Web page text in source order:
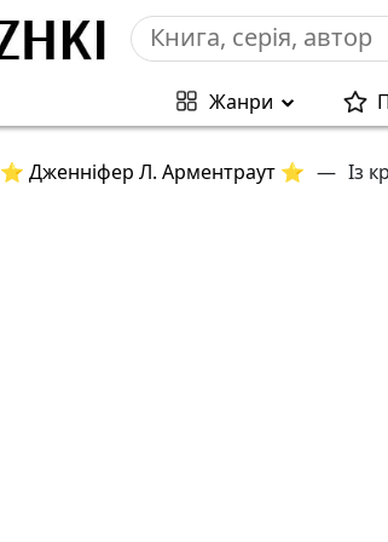
Жанри
⭐ Дженніфер Л. Арментраут ⭐ — Із